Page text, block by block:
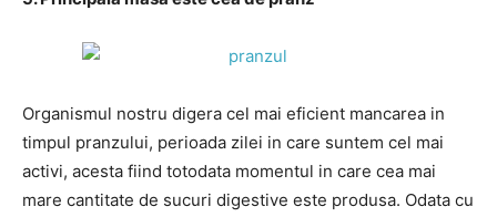
Organismul nostru digera cel mai eficient mancarea in
timpul pranzului, perioada zilei in care suntem cel mai
activi, acesta fiind totodata momentul in care cea mai
mare cantitate de sucuri digestive este produsa. Odata cu